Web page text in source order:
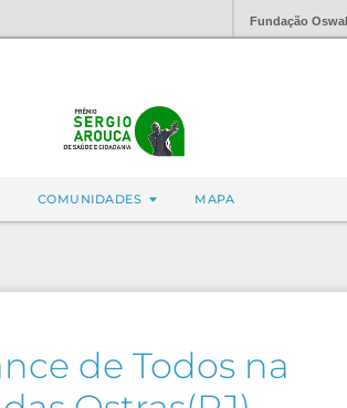
Fundação
COMUNIDADES MAPA
de Todos na